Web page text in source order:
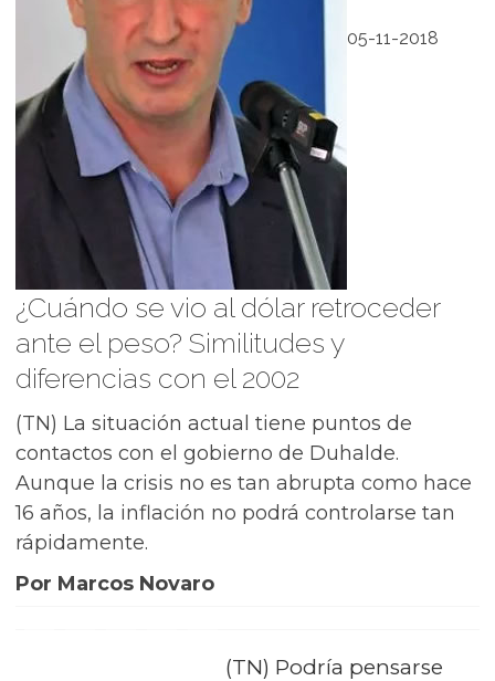
05-11-2018
¿Cuándo se vio al dólar retroceder
ante el peso? Similitudes y
diferencias con el 2002
(TN) La situación actual tiene puntos de
contactos con el gobierno de Duhalde.
Aunque la crisis no es tan abrupta como hace
16 años, la inflación no podrá controlarse tan
rápidamente.
Por Marcos Novaro
(TN) Podría pensarse